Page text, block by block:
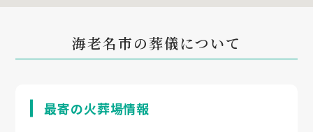
海老名市の葬儀について
最寄の火葬場情報